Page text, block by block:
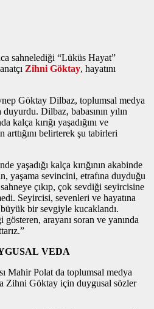
sahnelediği “Lüküs Hayat”
Zihni Göktay, hayatını
Göktay Dilbaz, toplumsal medya
duyurdu. Dilbaz, babasının yılın
kalça kırığı yaşadığını ve
arttığını belirterek şu tabirleri
yaşadığı kalça kırığının akabinde
yaşama sevincini, etrafına duyduğu
çıkıp, çok sevdiği seyircisine
Seyircisi, sevenleri ve hayatına
bir sevgiyle kucaklandı.
arayanı soran ve yanında
VEDA
Mahir Polat da toplumsal medya
Zihni Göktay için duygusal sözler